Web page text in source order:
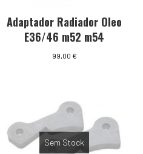
Adaptador Radiador Oleo
E36/46 m52 m54
99,00 €
Sem Stock